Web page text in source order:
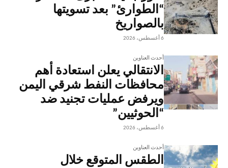
“الطوارئ” بعد تسويتها
بالصواريخ
6 أغسطس، 2026
أحدث العناوين
الانتقالي يعلن استعادة أهم
محافظات النفط شرقي اليمن
ويرفض عمليات تجنيد ضد
“الحوثيين”
6 أغسطس، 2026
أحدث العناوين
الطقس المتوقع خلال